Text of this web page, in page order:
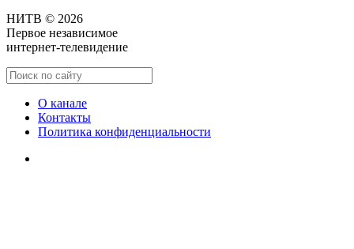
НИТВ © 2026
Первое независимое
интернет-телевидение
О канале
Контакты
Политика конфиденциальности